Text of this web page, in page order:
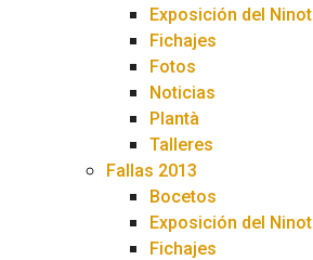
Exposición del Ninot
Fichajes
Fotos
Noticias
Plantà
Talleres
Fallas 2013
Bocetos
Exposición del Ninot
Fichajes